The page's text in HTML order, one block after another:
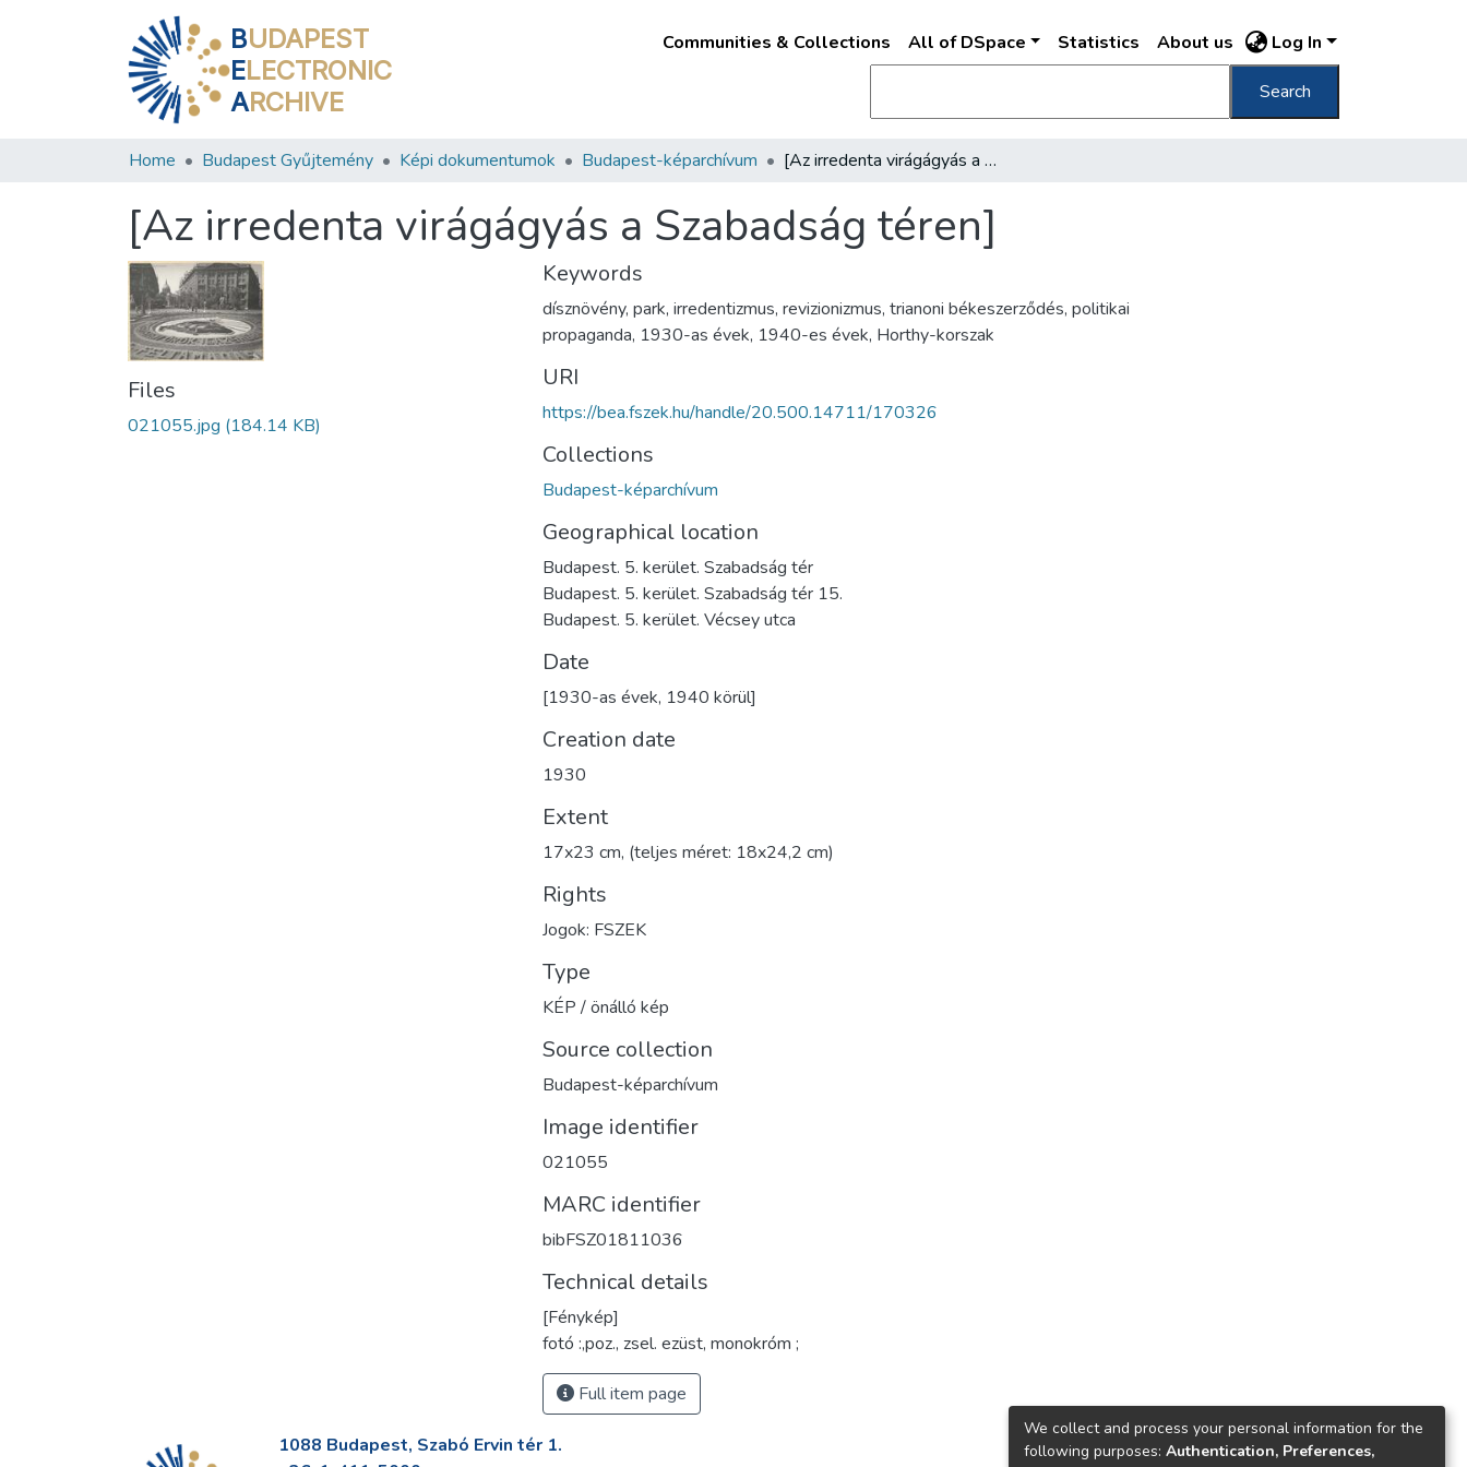
BUDAPEST
ELECTRONIC
ARCHIVE
Communities & Collections All of DSpace Statistics About us Log In
Search
Home Budapest Gyűjtemény Képi dokumentumok Budapest-képarchívum [Az irredenta virágágyás a Szabadság téren]
[Az irredenta virágágyás a Szabadság téren]
Files
021055.jpg (184.14 KB)
Keywords
dísznövény, park, irredentizmus, revizionizmus, trianoni békeszerződés, politikai
propaganda, 1930-as évek, 1940-es évek, Horthy-korszak
URI
https://bea.fszek.hu/handle/20.500.14711/170326
Collections
Budapest-képarchívum
Geographical location
Budapest. 5. kerület. Szabadság tér
Budapest. 5. kerület. Szabadság tér 15.
Budapest. 5. kerület. Vécsey utca
Date
[1930-as évek, 1940 körül]
Creation date
1930
Extent
17x23 cm, (teljes méret: 18x24,2 cm)
Rights
Jogok: FSZEK
Type
KÉP / önálló kép
Source collection
Budapest-képarchívum
Image identifier
021055
MARC identifier
bibFSZ01811036
Technical details
[Fénykép]
fotó :,poz., zsel. ezüst, monokróm ;
Full item page
1088 Budapest, Szabó Ervin tér 1.
We collect and process your personal information for the
following purposes: Authentication, Preferences,